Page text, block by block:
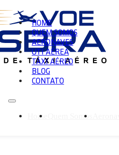
HOME
QUEM SOMOS
AERONAVES
UTI AÉREA
TÁXI AÉREO
BLOG
CONTATO
Home Quem Somos